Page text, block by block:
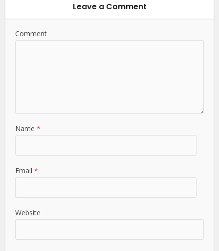
Leave a Comment
Comment
Name*
Email*
Website